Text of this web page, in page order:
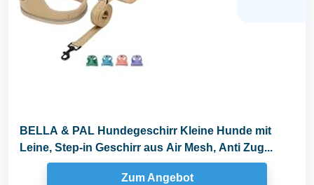
BELLA & PAL Hundegeschirr Kleine Hunde mit
Leine, Step-in Geschirr aus Air Mesh, Anti Zug...
Zum Angebot